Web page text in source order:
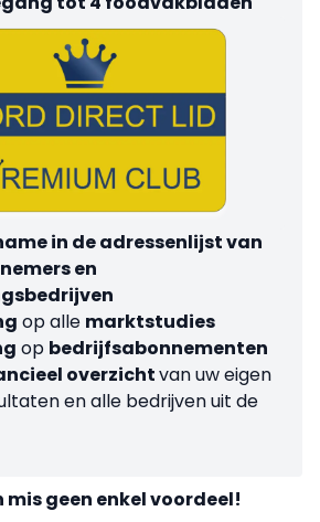
in de adressenlijst van
en
op alle marktstudies
op bedrijfsabonnementen
overzichtvan uw eigen
en alle bedrijven uit de
mis geen enkel voordeel!